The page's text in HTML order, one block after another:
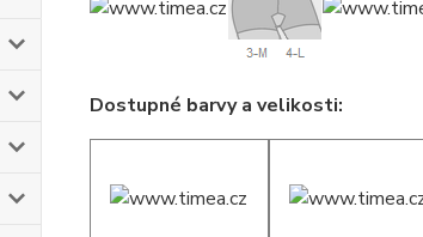
Dostupné barvy a velikosti: